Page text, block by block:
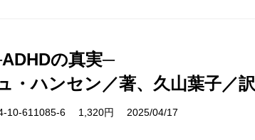
の真実─
・ハンセン／著、久山葉子／訳
10-611085-6 1,320円 2025/04/17